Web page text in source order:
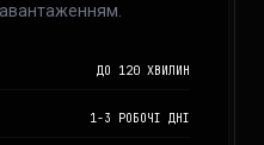
ДО 120 ХВИЛИН
1-3 РОБОЧІ ДНІ